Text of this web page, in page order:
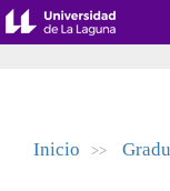
Inicio >>